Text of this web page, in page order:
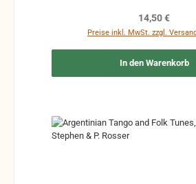
Regulärer
14,50 €
Preise inkl. MwSt. zzgl.
In den Warenkorb